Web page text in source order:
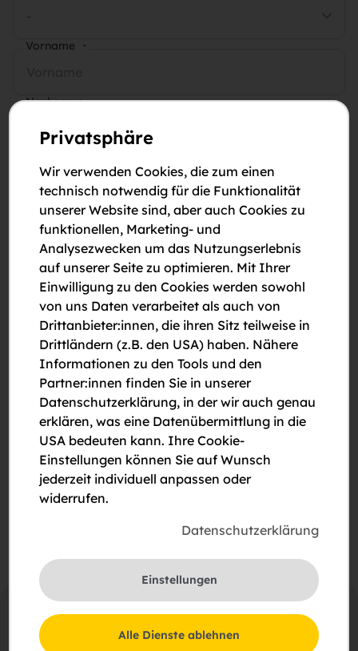
Vorname *
Nachname *
Telefonnummer *
Anmerkungen
Bitte um Rückruf
Bitte um eine Besichtigung
Ich stimme der Erklärung zum
Privatsphäre
Wir verwenden Cookies, die zum einen
technisch notwendig für die Funktionalität
unserer Website sind, aber auch Cookies zu
funktionellen, Marketing- und
Analysezwecken um das Nutzungserlebnis
auf unserer Seite zu optimieren. Mit Ihrer
Einwilligung zu den Cookies werden sowohl
von uns Daten verarbeitet als auch von
Drittanbieter:innen, die ihren Sitz teilweise in
Drittländern (z.B. den USA) haben. Nähere
Informationen zu den Tools und den
Partner:innen finden Sie in unserer
Datenschutzerklärung, in der wir auch genau
erklären, was eine Datenübermittlung in die
USA bedeuten kann. Ihre Cookie-
Einstellungen können Sie auf Wunsch
jederzeit individuell anpassen oder
widerrufen.
Datenschutzerklärung
Einstellungen
Alle Dienste ablehnen